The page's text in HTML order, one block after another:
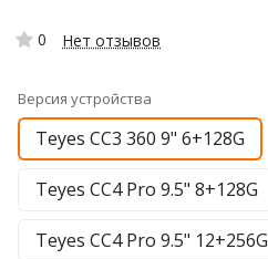
0 Нет отзывов
Версия устройства
Teyes CC3 360 9" 6+128G
Teyes CC4 Pro 9.5" 8+128G
Teyes CC4 Pro 9.5" 12+256G